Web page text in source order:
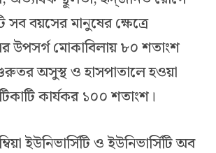
সব বয়সের মানুষের ক্ষেত্রে
উপসর্গ মোকাবিলায় ৮০ শতাংশ
অসুস্থ ও হাসপাতালে হওয়া
কার্যকর ১০০ শতাংশ।
ইউনিভার্সিটি ও ইউনিভার্সিটি অব